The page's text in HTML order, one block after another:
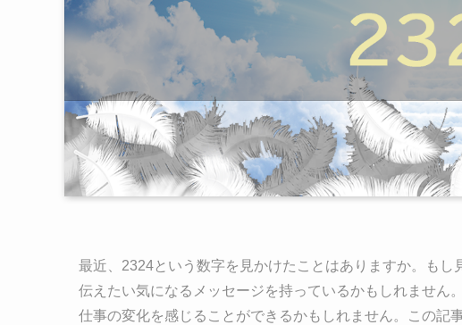
最近、2324という数字を見かけたことはありますか。も
伝えたい気になるメッセージを持っているかもしれません
仕事の変化を感じることができるかもしれません。この記